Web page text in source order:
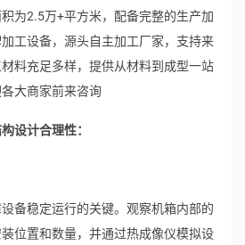
为2.5万+平方米，配备完整的生产加
工设备，源头自主加工厂家，支持来
料充足多样，提供从材料到成型一站
大商家前来咨询
设计合理性：
备稳定运行的关键。观察机箱内部的
位置和数量，并通过热成像仪模拟设